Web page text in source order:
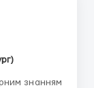
знанням